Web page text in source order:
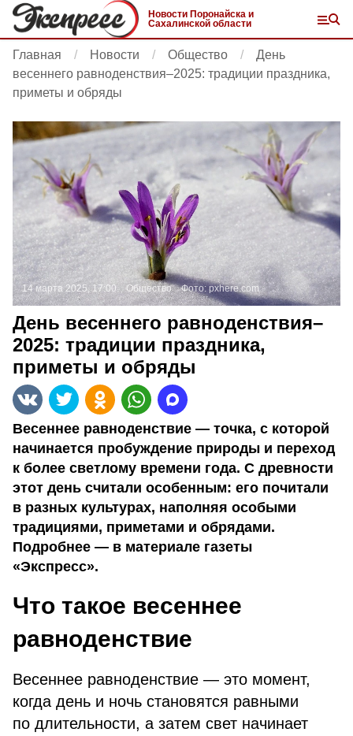
Новости Поронайска и
Сахалинской области
Главная Новости Общество
День
весеннего равноденствия–2025: традиции праздника,
приметы и обряды
14 марта 2025, 17:00 Общество Фото: pxhere.com
День весеннего равноденствия–
2025: традиции праздника,
приметы и обряды
Весеннее равноденствие — точка, с которой
начинается пробуждение природы и переход
к более светлому времени года. С древности
этот день считали особенным: его почитали
в разных культурах, наполняя особыми
традициями, приметами и обрядами.
Подробнее — в материале газеты
«Экспресс».
Что такое весеннее
равноденствие
Весеннее равноденствие — это момент,
когда день и ночь становятся равными
по длительности, а затем свет начинает